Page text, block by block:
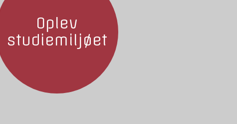
Oplev
studiemiljøet